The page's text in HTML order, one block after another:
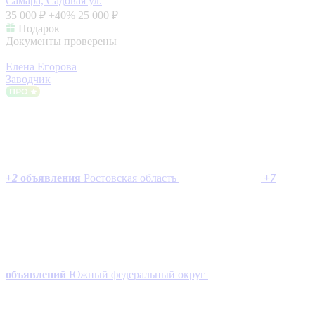
35 000 ₽ +40% 25 000 ₽
Подарок
Документы проверены
Елена Егорова
Заводчик
+2 объявления Ростовская область +7
объявлений Южный федеральный округ